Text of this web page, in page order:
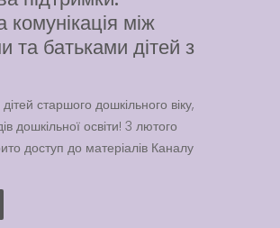
між
та батьками дітей з
старшого дошкільного віку,
дошкільної освіти! 3 лютого
доступ до матеріалів Каналу